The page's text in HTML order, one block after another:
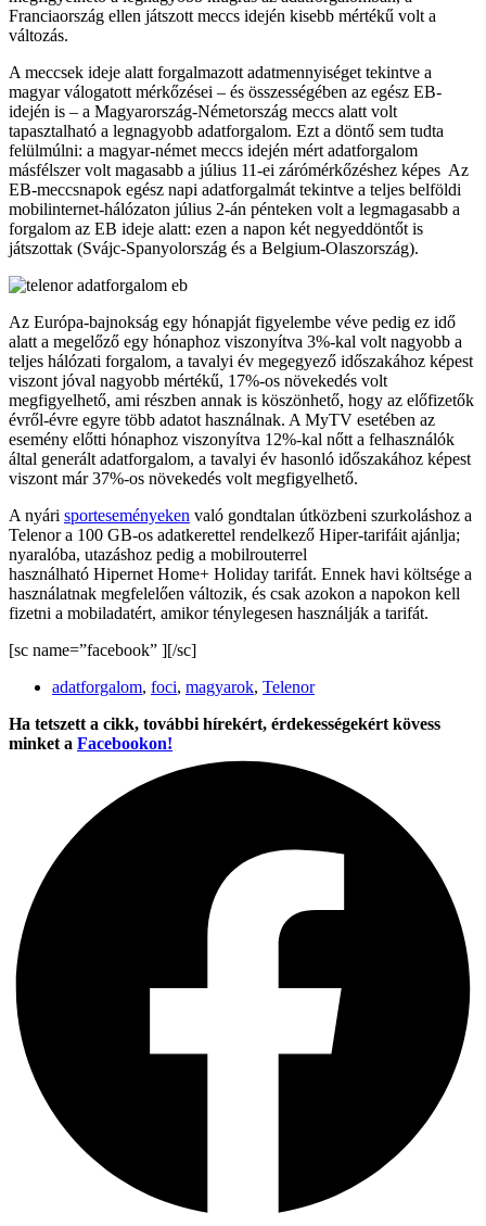
Franciaország ellen játszott meccs idején kisebb mértékű volt a
változás.
A meccsek ideje alatt forgalmazott adatmennyiséget tekintve a
magyar válogatott mérkőzései – és összességében az egész EB-
idején is – a Magyarország-Németország meccs alatt volt
tapasztalható a legnagyobb adatforgalom. Ezt a döntő sem tudta
felülmúlni: a magyar-német meccs idején mért adatforgalom
másfélszer volt magasabb a július 11-ei zárómérkőzéshez képes Az
EB-meccsnapok egész napi adatforgalmát tekintve a teljes belföldi
mobilinternet-hálózaton július 2-án pénteken volt a legmagasabb a
forgalom az EB ideje alatt: ezen a napon két negyeddöntőt is
játszottak (Svájc-Spanyolország és a Belgium-Olaszország).
Az Európa-bajnokság egy hónapját figyelembe véve pedig ez idő
alatt a megelőző egy hónaphoz viszonyítva 3%-kal volt nagyobb a
teljes hálózati forgalom, a tavalyi év megegyező időszakához képest
viszont jóval nagyobb mértékű, 17%-os növekedés volt
megfigyelhető, ami részben annak is köszönhető, hogy az előfizetők
évről-évre egyre több adatot használnak. A MyTV esetében az
esemény előtti hónaphoz viszonyítva 12%-kal nőtt a felhasználók
által generált adatforgalom, a tavalyi év hasonló időszakához képest
viszont már 37%-os növekedés volt megfigyelhető.
A nyári sporteseményeken való gondtalan útközbeni szurkoláshoz a
Telenor a 100 GB-os adatkerettel rendelkező Hiper-tarifáit ajánlja;
nyaralóba, utazáshoz pedig a mobilrouterrel
használható Hipernet Home+ Holiday tarifát. Ennek havi költsége a
használatnak megfelelően változik, és csak azokon a napokon kell
fizetni a mobiladatért, amikor ténylegesen használják a tarifát.
[sc name=”facebook” ][/sc]
adatforgalom, foci, magyarok, Telenor
Ha tetszett a cikk, további hírekért, érdekességekért kövess
minket a Facebookon!